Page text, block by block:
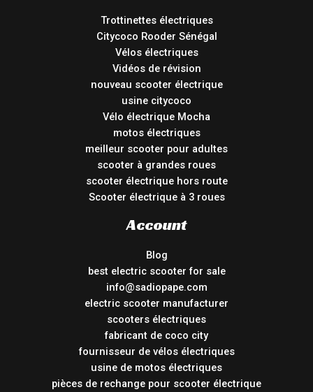
Trottinettes électriques
Citycoco Rooder Sénégal
Vélos électriques
Vidéos de révision
nouveau scooter électrique
usine citycoco
Vélo électrique Mocha
motos électriques
meilleur scooter pour adultes
scooter à grandes roues
scooter électrique hors route
Scooter électrique à 3 roues
Account
Blog
best electric scooter for sale
info@sadiopape.com
electric scooter manufacturer
scooters électriques
fabricant de coco city
fournisseur de vélos électriques
usine de motos électriques
pièces de rechange pour scooter électrique